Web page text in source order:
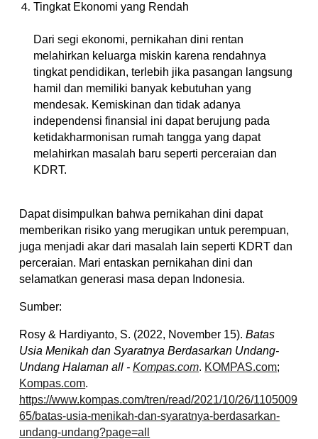
Tingkat Ekonomi yang Rendah
Dari segi ekonomi, pernikahan dini rentan
melahirkan keluarga miskin karena rendahnya
tingkat pendidikan, terlebih jika pasangan langsung
hamil dan memiliki banyak kebutuhan yang
mendesak. Kemiskinan dan tidak adanya
independensi finansial ini dapat berujung pada
ketidakharmonisan rumah tangga yang dapat
melahirkan masalah baru seperti perceraian dan
KDRT.
Dapat disimpulkan bahwa pernikahan dini dapat
memberikan risiko yang merugikan untuk perempuan,
juga menjadi akar dari masalah lain seperti KDRT dan
perceraian. Mari entaskan pernikahan dini dan
selamatkan generasi masa depan Indonesia.
Sumber:
Rosy & Hardiyanto, S. (2022, November 15).Batas
Usia Menikah dan Syaratnya Berdasarkan Undang-
Undang Halaman all - Kompas.com. KOMPAS.com;
Kompas.com.
https://www.kompas.com/tren/read/2021/10/26/1105009
65/batas-usia-menikah-dan-syaratnya-berdasarkan-
undang-undang?page=all